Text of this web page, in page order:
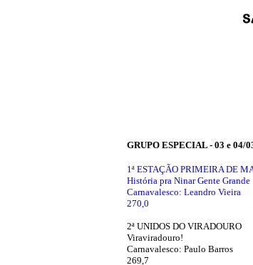
GRUPO ESPECIAL - 03 e 04/
1ª ESTAÇÃO PRIMEIRA DE
História pra Ninar Gente Grande
Carnavalesco: Leandro Vieira
270,0
2ª UNIDOS DO VIRADOURO
Viraviradouro!
Carnavalesco: Paulo Barros
269,7